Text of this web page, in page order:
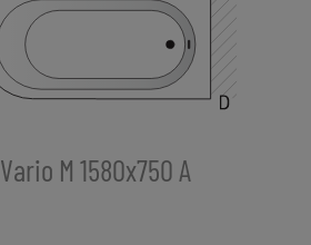
Vario M 1580x750 A